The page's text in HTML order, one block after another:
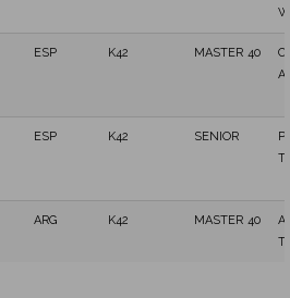
ESP K42 MASTER 40
ESP K42 SENIOR
ARG K42 MASTER 40